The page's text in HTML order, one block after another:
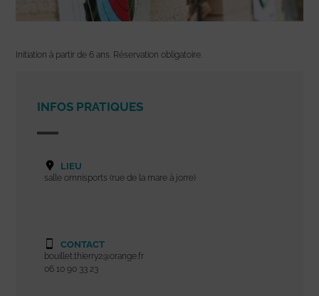
Initiation à partir de 6 ans. Réservation obligatoire.
INFOS PRATIQUES
LIEU
salle omnisports (rue de la mare à jorre)
CONTACT
bouillet.thierry2@orange.fr
06 10 90 33 23